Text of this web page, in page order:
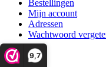
9,7
Bestellingen
Mijn account
Adressen
Wachtwoord